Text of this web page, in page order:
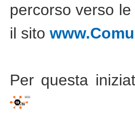
percorso verso
il sito
Per questa